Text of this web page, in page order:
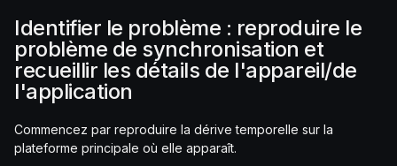
Identifier le problème : reproduire le
problème de synchronisation et
recueillir les détails de l'appareil/de
l'application
Commencez par reproduire la dérive temporelle sur la
plateforme principale où elle apparaît.